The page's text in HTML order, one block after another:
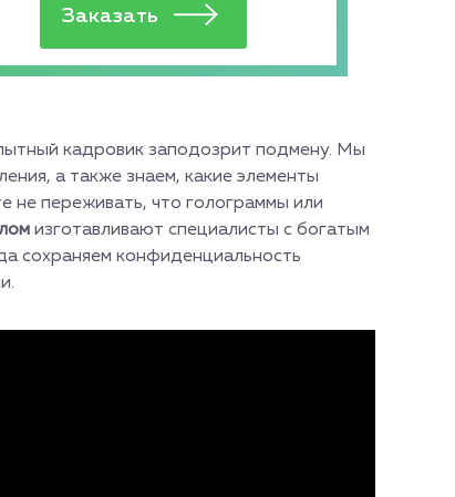
кадровик заподозрит подмену. Мы
а также знаем, какие элементы
переживать, что голограммы или
изготавливают специалисты с богатым
сохраняем конфиденциальность